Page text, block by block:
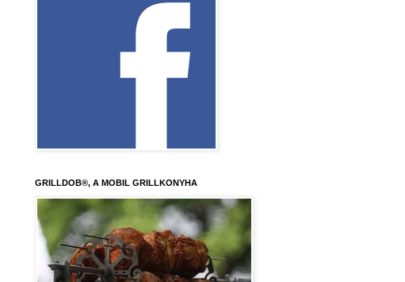
GRILLDOB®, A MOBIL GRILLKONYHA